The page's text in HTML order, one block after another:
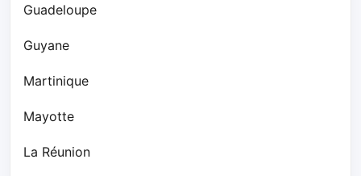
Guadeloupe
Guyane
Martinique
Mayotte
La Réunion